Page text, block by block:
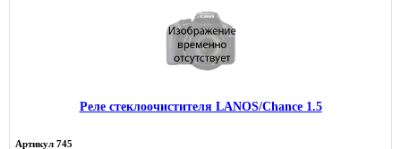
Реле стеклоочистителя LANOS/Chance 1.5
Артикул 745